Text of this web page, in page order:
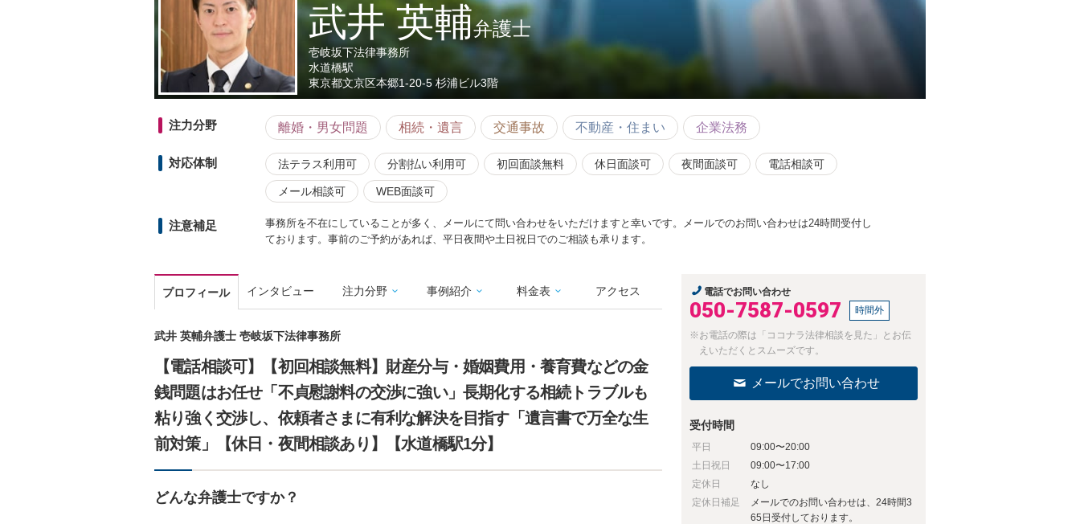
武井 英輔弁護士
壱岐坂下法律事務所
水道橋駅
東京都文京区本郷1-20-5 杉浦ビル3階
注力分野 離婚・男女問題 相続・遺言 交通事故 不動産・住まい 企業法務
対応体制 法テラス利用可 分割払い利用可 初回面談無料 休日面談可 夜間面談可 電話相談可
メール相談可 WEB面談可
注意補足
事務所を不在にしていることが多く、メールにて問い合わせをいただけますと幸いです。メールでのお問い合わせは24時間受付し
ております。事前のご予約があれば、平日夜間や土日祝日でのご相談も承ります。
プロフィール インタビュー 注力分野 事例紹介 料金表 アクセス
武井 英輔弁護士 壱岐坂下法律事務所
【電話相談可】【初回相談無料】財産分与・婚姻費用・養育費などの金
銭問題はお任せ「不貞慰謝料の交渉に強い」長期化する相続トラブルも
粘り強く交渉し、依頼者さまに有利な解決を目指す「遺言書で万全な生
前対策」【休日・夜間相談あり】【水道橋駅1分】
どんな弁護士ですか？
電話でお問い合わせ
050-7587-0597 時間外
※お電話の際は「ココナラ法律相談を見た」とお伝
えいただくとスムーズです。
メールでお問い合わせ
受付時間
平日
09:00〜20:00
土日祝日
09:00〜17:00
定休日
なし
定休日補足
メールでのお問い合わせは、24時間3
65日受付しております。